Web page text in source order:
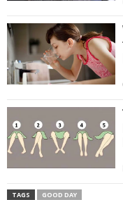
TAGS GOOD DAY